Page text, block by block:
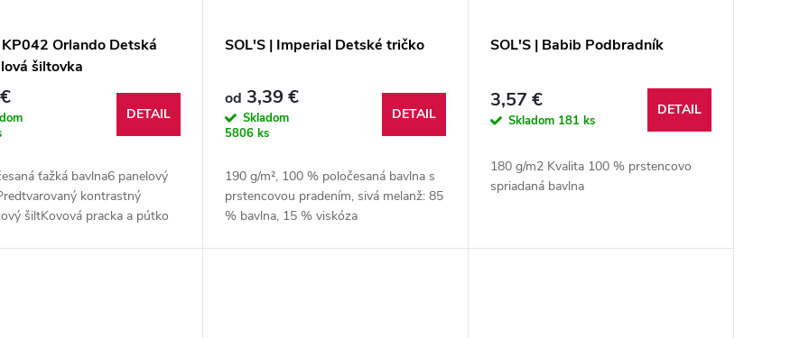
Orlando Detská
šiltovka
DETAIL
ťažká bavlna6 panelový
kontrastný
šiltKovová pracka a pútko
SOL'S | Imperial Detské tričko
od 3,39 €
Skladom
5806 ks
DETAIL
190 g/m², 100 % poločesaná bavlna s
prstencovou pradením, sivá melanž: 85
% bavlna, 15 % viskóza
SOL'S | Babib Podbradník
3,57 €
Skladom 181 ks
DETAIL
180 g/m2 Kvalita 100 % prstencovo
spriadaná bavlna